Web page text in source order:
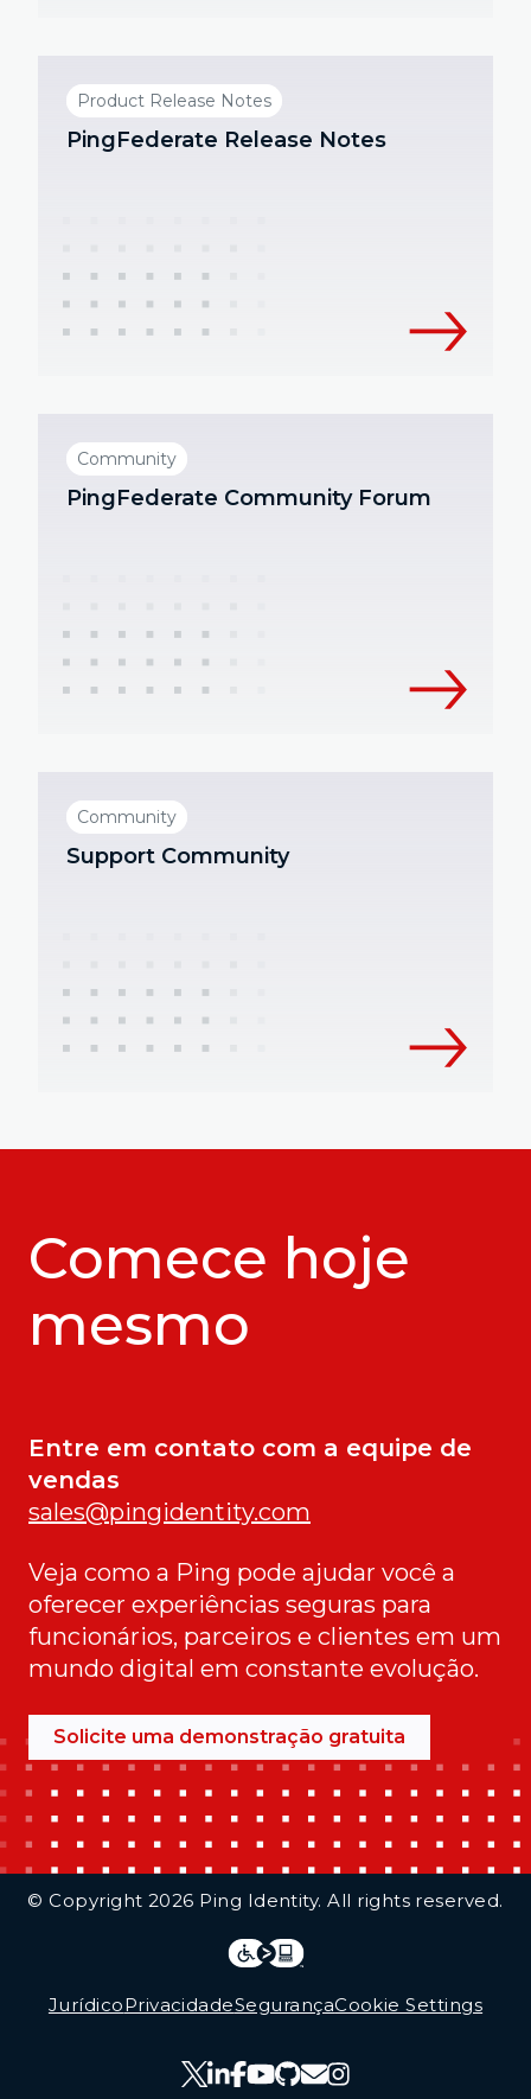
Product Release Notes
PingFederate Release Notes
Community
PingFederate Community Forum
Community
Support Community
Comece hoje
mesmo
Entre em contato com a equipe de
vendas
sales@pingidentity.com
Veja como a Ping pode ajudar você a
oferecer experiências seguras para
funcionários, parceiros e clientes em um
mundo digital em constante evolução.
Solicite uma demonstração gratuita
© Copyright 2026 Ping Identity. All rights reserved.
JurídicoPrivacidadeSegurançaCookie Settings